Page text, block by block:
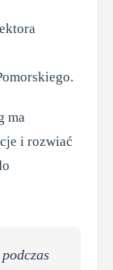
ma
i rozwiać